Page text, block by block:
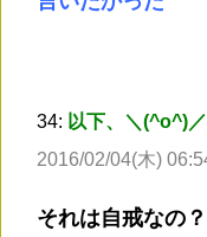
34: 以下、＼(^o^)
2016/02/04(木)
それは自戒なの？